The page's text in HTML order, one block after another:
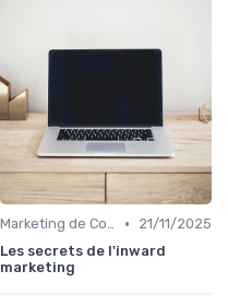
Marketing de Contenu •
21/11/2025
Les secrets de l'inward
marketing